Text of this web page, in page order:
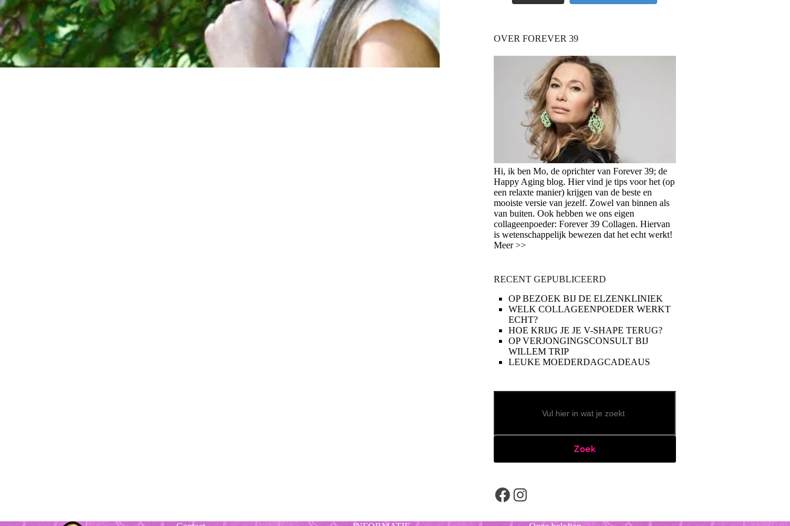
OVER FOREVER 39
Hi, ik ben Mo, de oprichter van Forever 39; de
Happy Aging blog. Hier vind je tips voor het (op
een relaxte manier) krijgen van de beste en
mooiste versie van jezelf. Zowel van binnen als
van buiten. Ook hebben we ons eigen
collageenpoeder: Forever 39 Collagen. Hiervan
is wetenschappelijk bewezen dat het echt werkt!
Meer >>
RECENT GEPUBLICEERD
OP BEZOEK BIJ DE ELZENKLINIEK
WELK COLLAGEENPOEDER WERKT
ECHT?
HOE KRIJG JE JE V-SHAPE TERUG?
OP VERJONGINGSCONSULT BIJ
WILLEM TRIP
LEUKE MOEDERDAGCADEAUS
Zoeken
Zoek
Facebook
Instagram